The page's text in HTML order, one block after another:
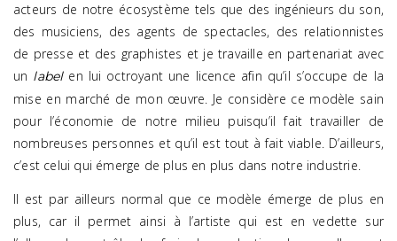
acteurs de notre écosystème tels que des ingénieurs du son,
des musiciens, des agents de spectacles, des relationnistes
de presse et des graphistes et je travaille en partenariat avec
un labelen lui octroyant une licence afin qu’il s’occupe de la
mise en marché de mon œuvre. Je considère ce modèle sain
pour l’économie de notre milieu puisqu’il fait travailler de
nombreuses personnes et qu’il est tout à fait viable. D’ailleurs,
c’est celui qui émerge de plus en plus dans notre industrie.
Il est par ailleurs normal que ce modèle émerge de plus en
plus, car il permet ainsi à l’artiste qui est en vedette sur